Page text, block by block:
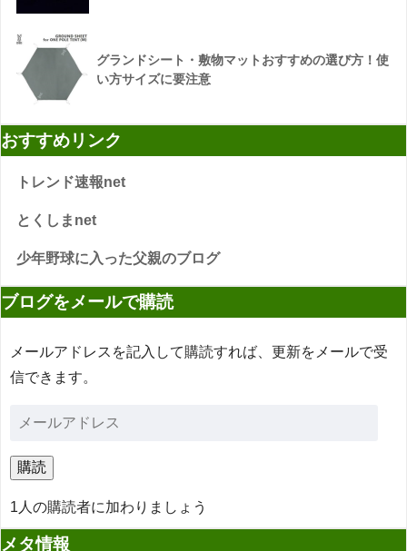
グランドシート・敷物マットおすすめの選び方！使
い方サイズに要注意
おすすめリンク
トレンド速報net
とくしまnet
少年野球に入った父親のブログ
ブログをメールで購読
メールアドレスを記入して購読すれば、更新をメールで受
信できます。
購読
1人の購読者に加わりましょう
メタ情報